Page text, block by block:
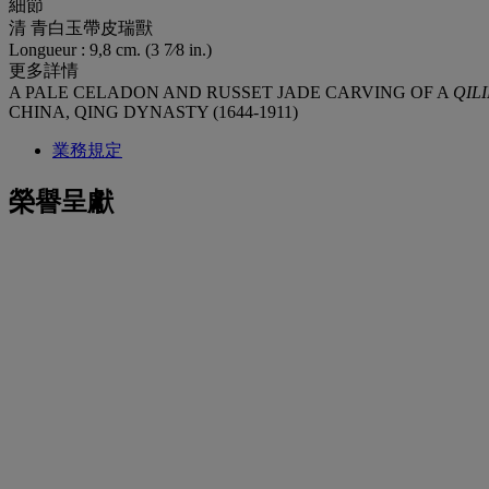
細節
清 青白玉帶皮瑞獸
Longueur : 9,8 cm. (3 7⁄8 in.)
更多詳情
A PALE CELADON AND RUSSET JADE CARVING OF A
CHINA, QING DYNASTY (1644-1911)
業務規定
榮譽呈獻